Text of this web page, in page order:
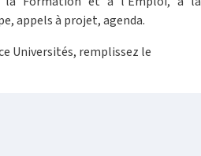
appels à projet, agenda.
Universités, remplissez le